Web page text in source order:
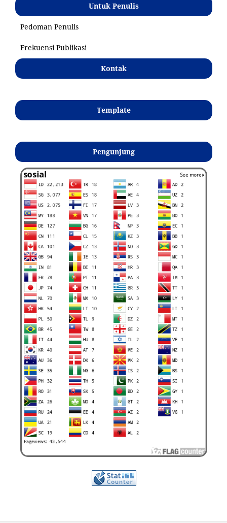
Untuk Penulis
Pedoman Penulis
Frekuensi Publikasi
Kontak
Template
Pengunjung